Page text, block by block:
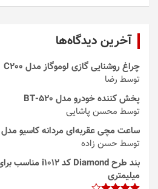
آخرین دیدگاه‌ها
چراغ روشنایی گازی لوموگاز مدل C200
توسط رضا
پخش کننده خودرو مدل 520-BT
توسط محسن پاشایی
ساعت مچی عقربه‌ای مردانه کاسیو مدل GBA-800-1ADR
توسط حسن زاده
میلیمتری